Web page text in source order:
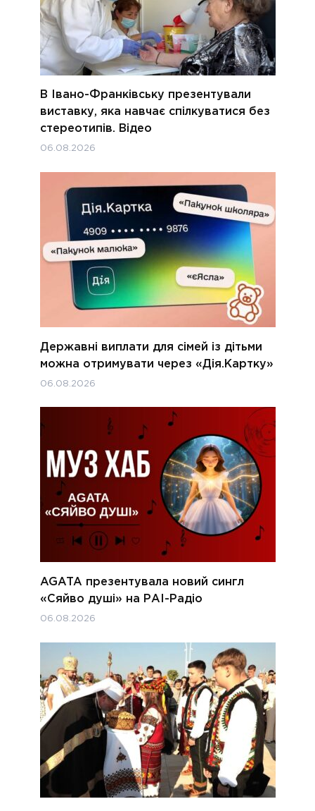
В Івано-Франківську презентували
виставку, яка навчає спілкуватися без
стереотипів. Відео
06.08.2026
Державні виплати для сімей із дітьми
можна отримувати через «Дія.Картку»
06.08.2026
AGATA презентувала новий сингл
«Сяйво душі» на РАІ-Радіо
06.08.2026